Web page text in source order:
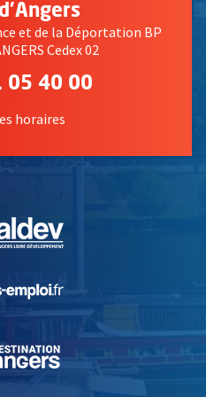
et de la Déportation BP
Cedex 02
05 40 00
horaires
, Ouvre une nouvelle